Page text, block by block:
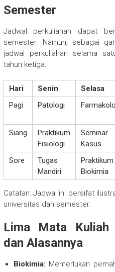
Semester
Jadwal perkuliahan dapat
semester. Namun, sebagai
jadwal perkuliahan selama
tahun ketiga:
Hari Senin Selasa
Pagi
Patologi
Siang
Praktikum
Fisiologi
Seminar
Kasus
Sore
Tugas
Mandiri
Praktikum
Biokimia
Catatan: Jadwal ini bersifat
universitas dan semester.
Lima Mata Kuliah
dan Alasannya
Biokimia: Memerlukan